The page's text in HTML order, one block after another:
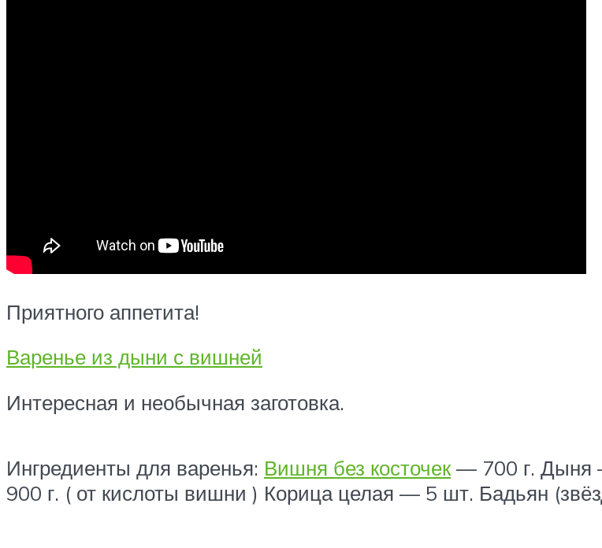
Приятного аппетита!
Варенье из дыни с вишней
Интересная и необычная заготовка.
Ингредиенты для варенья: Вишня без косточек— 700 г. Дыня
900 г. ( от кислоты вишни ) Корица целая — 5 шт. Бадьян